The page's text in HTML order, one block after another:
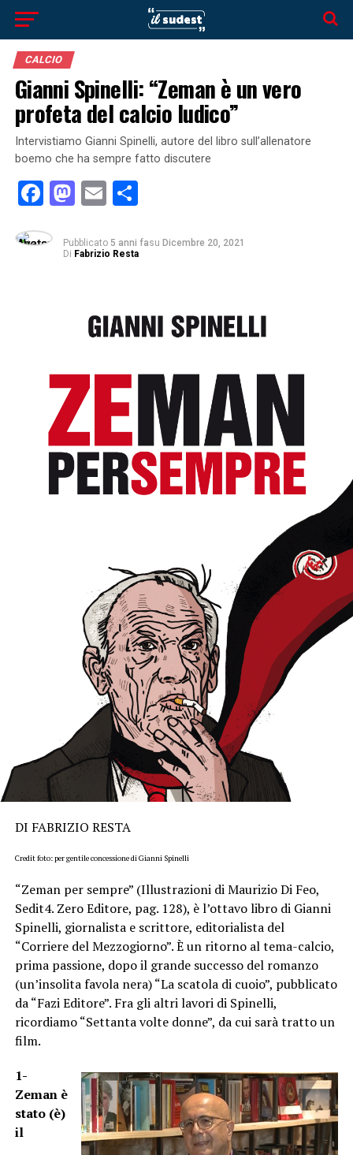
CALCIO
Gianni Spinelli: “Zeman è un vero
profeta del calcio ludico”
Intervistiamo Gianni Spinelli, autore del libro sull’allenatore
boemo che ha sempre fatto discutere
Facebook
Mastodon
EmailCondividi
Pubblicato 5 anni fasu Dicembre 20, 2021
Di Fabrizio Resta
DI FABRIZIO RESTA
Credit foto: per gentile concessione di Gianni Spinelli
“Zeman per sempre” (Illustrazioni di Maurizio Di Feo,
Sedit4. Zero Editore, pag. 128), è l’ottavo libro di Gianni
Spinelli, giornalista e scrittore, editorialista del
“Corriere del Mezzogiorno”. È un ritorno al tema-calcio,
prima passione, dopo il grande successo del romanzo
(un’insolita favola nera) “La scatola di cuoio”, pubblicato
da “Fazi Editore”. Fra gli altri lavori di Spinelli,
ricordiamo “Settanta volte donne”, da cui sarà tratto un
film.
1-
Zeman è
stato (è)
il